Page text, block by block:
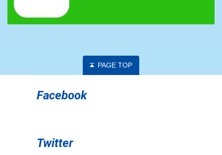
PAGE TOP
Facebook
Twitter